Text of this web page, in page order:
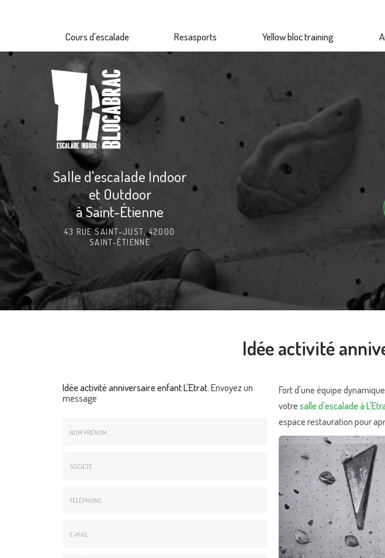
principal
Cours d'escalade Resasports Yellow bloc training
Salle d'escalade Indoor
et Outdoor
à Saint-Étienne
43 RUE SAINT-JUST, 42000
SAINT-ÉTIENNE
Idée activité
Idée activité anniversaire enfant L'Etrat.Envoyez un
message
Fort d'une équipe
votre salle d'escalade à
espace restauration pour